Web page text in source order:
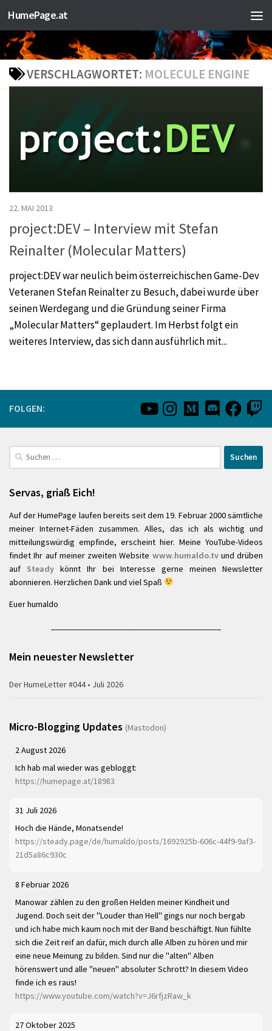
Zum Inhalt springen
HumePage.at
VERSCHLAGWORTET: MOLECULE ENGINE
22. MAI 2013
project:DEV – Interview mit Stefan
Reinalter (Molecular Matters)
project:DEV war neulich beim österreichischen Game-Dev
Veteranen Stefan Reinalter zu Besuch, dabei wurde über
seinen Werdegang und die Gründung seiner Firma
„Molecular Matters“ geplaudert. Im Herbst folgt ein
weiteres Interview, das sich dann ausführlich mit...
FOLGEN:
Suchen
nach:
Servas, griaß Eich!
Auf der HumePage laufen bereits seit dem 19. Februar 2000 sämtliche
meiner Internet-Fäden zusammen. Alles, das ich als wichtig und
mitteilungswürdig empfinde, erscheint hier. Meine YouTube-Videos
findet Ihr auf meiner zweiten Website www.humaldo.tvund drüben
auf Steady könnt Ihr bei Interesse gerne meinen Newsletter
abonnieren. Herzlichen Dank und viel Spaß
Euer humaldo
Mein neuester Newsletter
Der HumeLetter #044 • Juli 2026
Micro-Blogging Updates (Mastodon)
2 August 2026
Ich hab mal wieder was gebloggt:
https://humepage.at/18983
31 Juli 2026
Hoch die Hände, Monatsende!
https://steady.page/de/humaldo/posts/1692925b-606c-44f9-9af3-
21d5a86c930c
8 Februar 2026
Manowar zählen zu den großen Helden meiner Kindheit und
Jugend. Doch seit der "Louder than Hell" gings nur noch bergab
und ich habe mich kaum noch mit der Band beschäftigt. Nun fühlte
sich die Zeit reif an dafür, mich durch alle Alben zu hören und mir
eine neue Meinung zu bilden. Sind nur die "alten" Alben
hörenswert und alle "neuen" absoluter Schrott? In diesem Video
finde ich es raus!
https://www.youtube.com/watch?v=J6rfjzRaw_k
27 Oktober 2025